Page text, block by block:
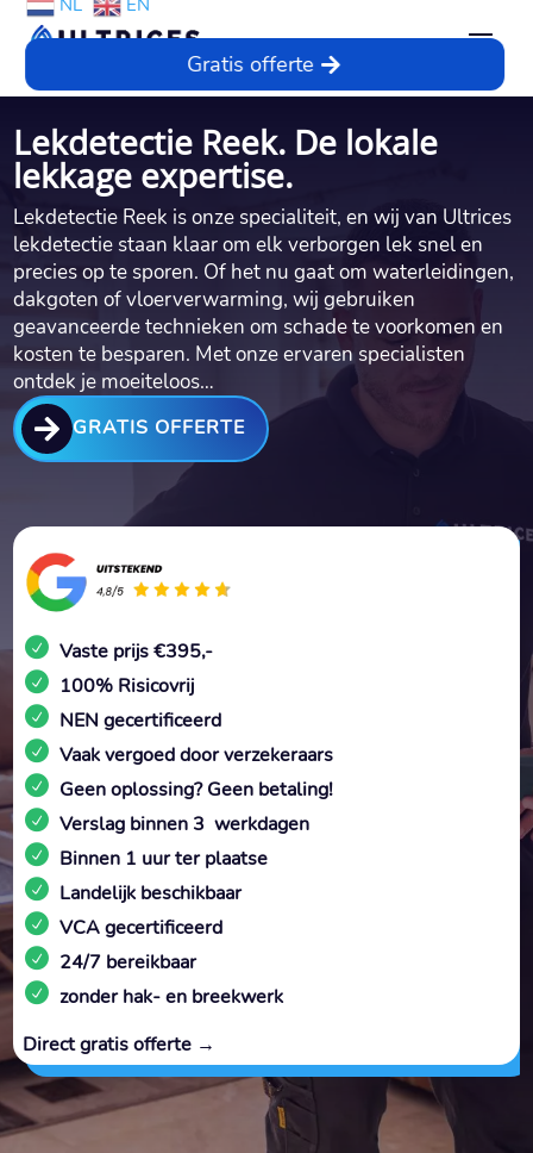
NL EN
Gratis offerte
Lekdetectie Reek. De lokale
lekkage expertise.
Lekdetectie Reek is onze specialiteit, en wij van Ultrices
lekdetectie staan klaar om elk verborgen lek snel en
precies op te sporen. Of het nu gaat om waterleidingen,
dakgoten of vloerverwarming, wij gebruiken
geavanceerde technieken om schade te voorkomen en
kosten te besparen. Met onze ervaren specialisten
ontdek je moeiteloos…
 GRATIS OFFERTE
Vaste prijs €395,-
100% Risicovrij
NEN gecertificeerd
Vaak vergoed door verzekeraars
Geen oplossing? Geen betaling!
Verslag binnen 3 werkdagen
Binnen 1 uur ter plaatse
Landelijk beschikbaar
VCA gecertificeerd
24/7 bereikbaar
zonder hak- en breekwerk
Direct gratis offerte →